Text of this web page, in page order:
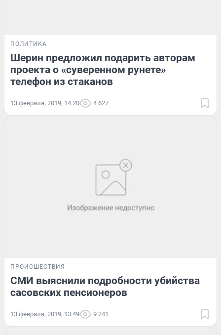
ПОЛИТИКА
Шерин предложил подарить авторам
проекта о «суверенном рунете»
телефон из стаканов
13 февраля, 2019, 14:20 4 627
ПРОИСШЕСТВИЯ
СМИ выяснили подробности убийства
сасовских пенсионеров
13 февраля, 2019, 13:49 9 241